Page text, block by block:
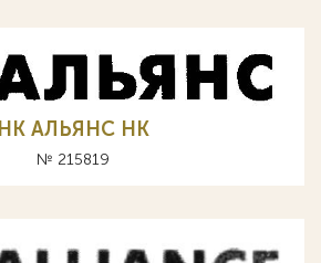
НК АЛЬЯНС HK
№ 215819